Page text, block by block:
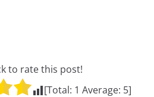
to rate this post!
[Total: 1 Average: 5]